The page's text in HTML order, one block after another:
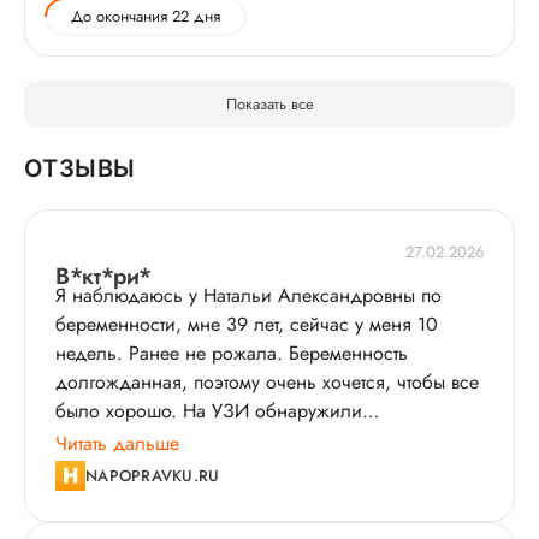
До окончания 22 дня
Показать все
ОТЗЫВЫ
27.02.2026
В*кт*ри*
Я наблюдаюсь у Натальи Александровны по
беременности, мне 39 лет, сейчас у меня 10
недель. Ранее не рожала. Беременность
долгожданная, поэтому очень хочется, чтобы все
было хорошо. На УЗИ обнаружили
ретрохориальную гематому, которая сейчас в
стадии организации, а еще есть небольшие
проблемы с обменом железа. Конечно, я
немного испугалась, но Наталья Александровна
Читать дальше
NAPOPRAVKU.RU